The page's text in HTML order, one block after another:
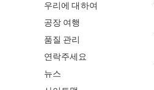
우리에 대하여
공장 여행
품질 관리
연락주세요
뉴스